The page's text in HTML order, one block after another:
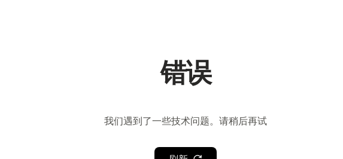
错误
我们遇到了一些技术问题。请稍后再试